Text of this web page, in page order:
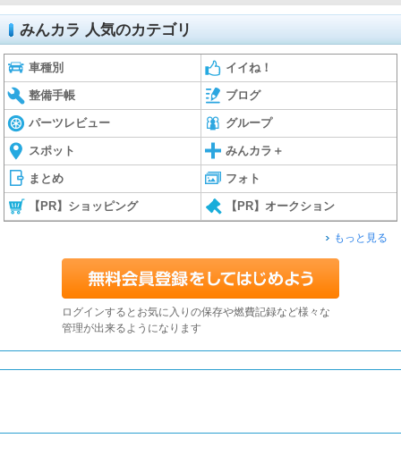
みんカラ 人気のカテゴリ
車種別 イイね！
整備手帳 ブログ
パーツレビュー グループ
スポット みんカラ＋
まとめ フォト
【PR】ショッピング 【PR】オークション
もっと見る
ログインするとお気に入りの保存や燃費記録など様々な
管理が出来るようになります